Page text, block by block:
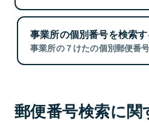
事業所の個別番号を検索す
事業所の７けたの個別郵便番
郵便番号検索に関